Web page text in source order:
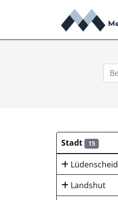
Stadt 15
Lüdenscheid
Landshut